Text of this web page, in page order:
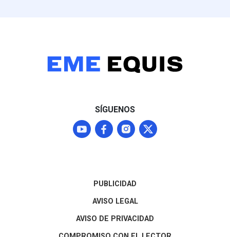
SÍGUENOS
PUBLICIDAD
AVISO LEGAL
AVISO DE PRIVACIDAD